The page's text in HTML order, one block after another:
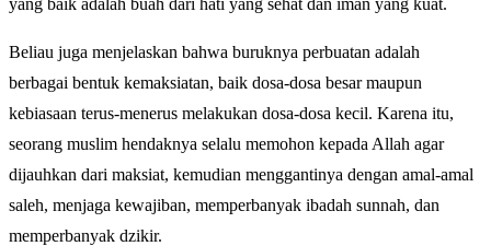
Beliau juga menjelaskan bahwa buruknya perbuatan adalah
berbagai bentuk kemaksiatan, baik dosa-dosa besar maupun
kebiasaan terus-menerus melakukan dosa-dosa kecil. Karena itu,
seorang muslim hendaknya selalu memohon kepada Allah agar
dijauhkan dari maksiat, kemudian menggantinya dengan amal-amal
saleh, menjaga kewajiban, memperbanyak ibadah sunnah, dan
memperbanyak dzikir.